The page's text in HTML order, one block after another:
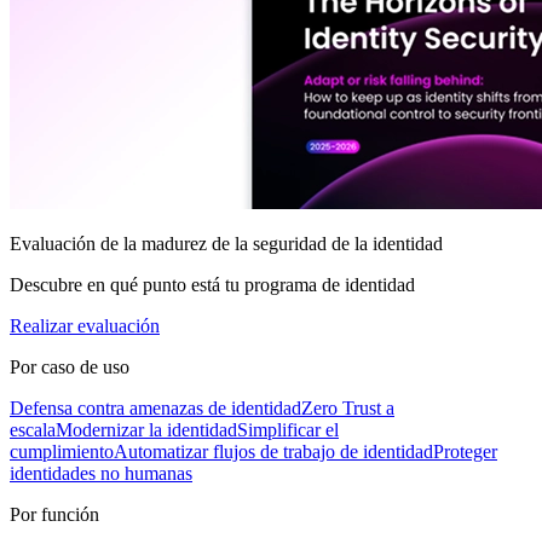
Evaluación de la madurez de la seguridad de la identidad
Descubre en qué punto está tu programa de identidad
Realizar evaluación
Por caso de uso
Defensa contra amenazas de identidadZero Trust a
escalaModernizar la identidadSimplificar el
cumplimientoAutomatizar flujos de trabajo de identidadProteger
identidades no humanas
Por función